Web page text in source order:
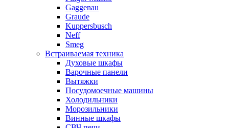
Gaggenau
Graude
Kuppersbusch
Neff
Smeg
Встраиваемая техника
Духовые шкафы
Варочные панели
Вытяжки
Посудомоечные машины
Холодильники
Морозильники
Винные шкафы